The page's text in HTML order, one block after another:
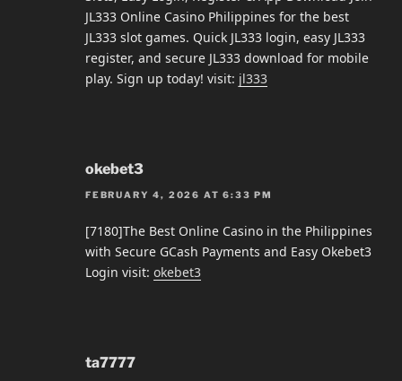
JL333 Online Casino Philippines for the best
JL333 slot games. Quick JL333 login, easy JL333
register, and secure JL333 download for mobile
play. Sign up today! visit: jl333
okebet3
FEBRUARY 4, 2026 AT 6:33 PM
[7180]The Best Online Casino in the Philippines
with Secure GCash Payments and Easy Okebet3
Login visit: okebet3
ta7777